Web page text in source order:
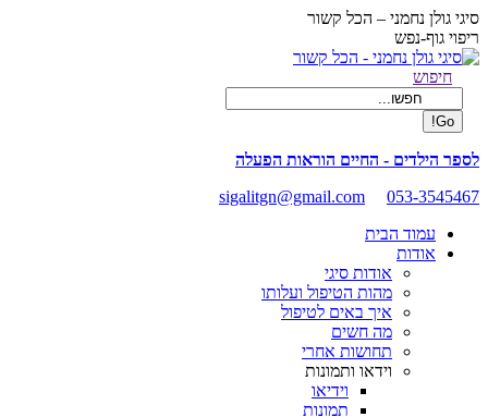
Skip
to
content
סיגי גולן נחמני – הכל קשור
ריפוי גוף-נפש
Facebook
opens
new
window
Search:
חיפוש
לספר הילדים - החיים הוראות הפעלה
sigalitgn@gmail.com
053-3545467
עמוד הבית
אודות
אודות סיגי
מהות הטיפול ועלותו
איך באים לטיפול
מה חשים
תחושות אחרי
וידאו ותמונות
וידיאו
תמונות